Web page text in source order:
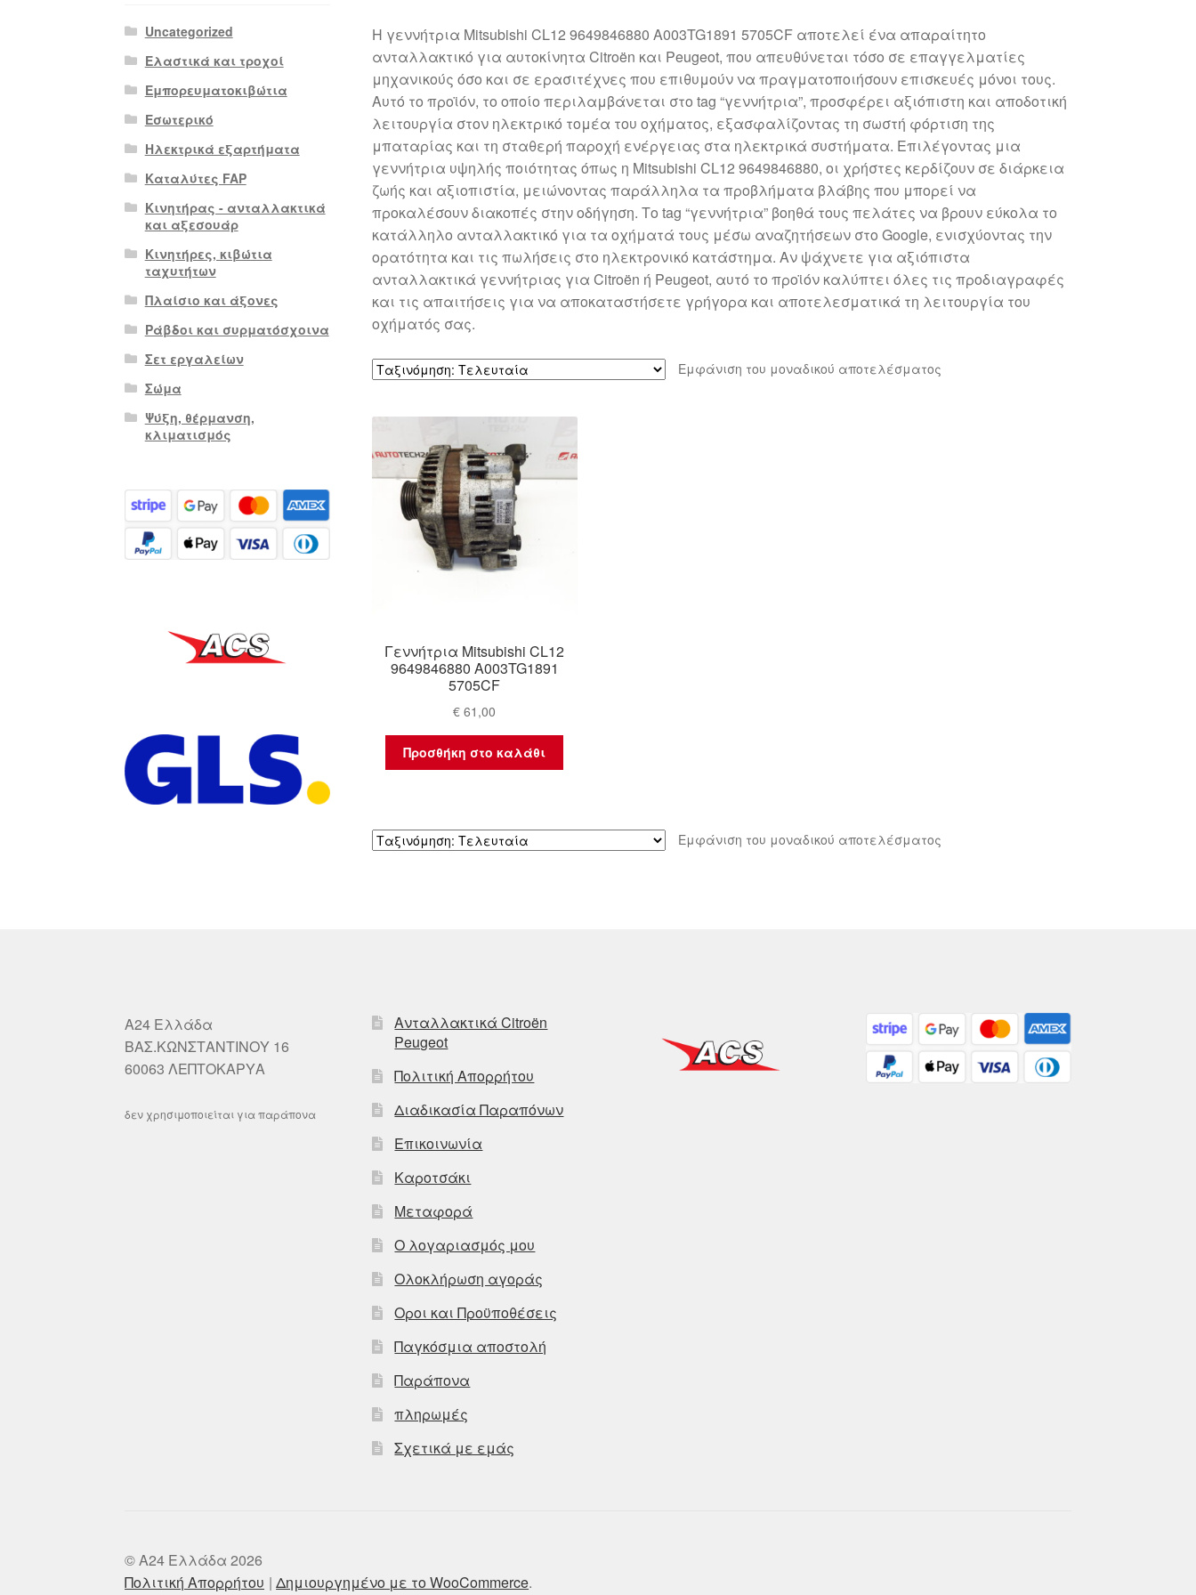
Η γεννήτρια Mitsubishi CL12 9649846880 A003TG1891 5705CF αποτελεί ένα απαραίτητο
ανταλλακτικό για αυτοκίνητα Citroën και Peugeot, που απευθύνεται τόσο σε επαγγελματίες
μηχανικούς όσο και σε ερασιτέχνες που επιθυμούν να πραγματοποιήσουν επισκευές μόνοι τους.
Αυτό το προϊόν, το οποίο περιλαμβάνεται στο tag “γεννήτρια”, προσφέρει αξιόπιστη και αποδοτική
λειτουργία στον ηλεκτρικό τομέα του οχήματος, εξασφαλίζοντας τη σωστή φόρτιση της
μπαταρίας και τη σταθερή παροχή ενέργειας στα ηλεκτρικά συστήματα. Επιλέγοντας μια
γεννήτρια υψηλής ποιότητας όπως η Mitsubishi CL12 9649846880, οι χρήστες κερδίζουν σε διάρκεια
ζωής και αξιοπιστία, μειώνοντας παράλληλα τα προβλήματα βλάβης που μπορεί να
προκαλέσουν διακοπές στην οδήγηση. Το tag “γεννήτρια” βοηθά τους πελάτες να βρουν εύκολα το
κατάλληλο ανταλλακτικό για τα οχήματά τους μέσω αναζητήσεων στο Google, ενισχύοντας την
ορατότητα και τις πωλήσεις στο ηλεκτρονικό κατάστημα. Αν ψάχνετε για αξιόπιστα
ανταλλακτικά γεννήτριας για Citroën ή Peugeot, αυτό το προϊόν καλύπτει όλες τις προδιαγραφές
και τις απαιτήσεις για να αποκαταστήσετε γρήγορα και αποτελεσματικά τη λειτουργία του
οχήματός σας.
Εμφάνιση του μοναδικού αποτελέσματος
Γεννήτρια Mitsubishi CL12
9649846880 A003TG1891
5705CF
€ 61,00
Προσθήκη στο καλάθι
Εμφάνιση του μοναδικού αποτελέσματος
Uncategorized
Ελαστικά και τροχοί
Εμπορευματοκιβώτια
Εσωτερικό
Ηλεκτρικά εξαρτήματα
Καταλύτες FAP
Κινητήρας - ανταλλακτικά
και αξεσουάρ
Κινητήρες, κιβώτια
ταχυτήτων
Πλαίσιο και άξονες
Ράβδοι και συρματόσχοινα
Σετ εργαλείων
Σώμα
Ψύξη, θέρμανση,
κλιματισμός
A24 Ελλάδα
ΒΑΣ.ΚΩΝΣΤΑΝΤΙΝΟΥ 16
60063 ΛΕΠΤΟΚΑΡΥΑ
δεν χρησιμοποιείται για παράπονα
Ανταλλακτικά Citroën
Peugeot
Πολιτική Απορρήτου
Διαδικασία Παραπόνων
Επικοινωνία
Καροτσάκι
Μεταφορά
Ο λογαριασμός μου
Ολοκλήρωση αγοράς
Οροι και Προϋποθέσεις
Παγκόσμια αποστολή
Παράπονα
πληρωμές
Σχετικά με εμάς
© A24 Ελλάδα 2026
Πολιτική Απορρήτου
Δημιουργημένο με το WooCommerce.